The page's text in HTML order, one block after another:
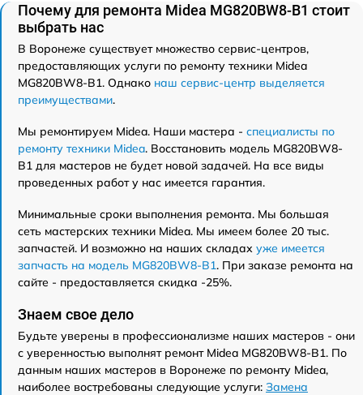
Почему для ремонта Midea MG820BW8-B1 стоит
выбрать нас
В Воронеже существует множество сервис-центров,
предоставляющих услуги по ремонту техники Midea
MG820BW8-B1. Однако наш сервис-центр выделяется
преимуществами.
Мы ремонтируем Midea. Наши мастера - специалисты по
ремонту техники Midea. Восстановить модель MG820BW8-
B1 для мастеров не будет новой задачей. На все виды
проведенных работ у нас имеется гарантия.
Минимальные сроки выполнения ремонта. Мы большая
сеть мастерских техники Midea. Мы имеем более 20 тыс.
запчастей. И возможно на наших складах уже имеется
запчасть на модель MG820BW8-B1. При заказе ремонта на
сайте - предоставляется скидка -25%.
Знаем свое дело
Будьте уверены в профессионализме наших мастеров - они
с уверенностью выполнят ремонт Midea MG820BW8-B1. По
данным наших мастеров в Воронеже по ремонту Midea,
наиболее востребованы следующие услуги: Замена